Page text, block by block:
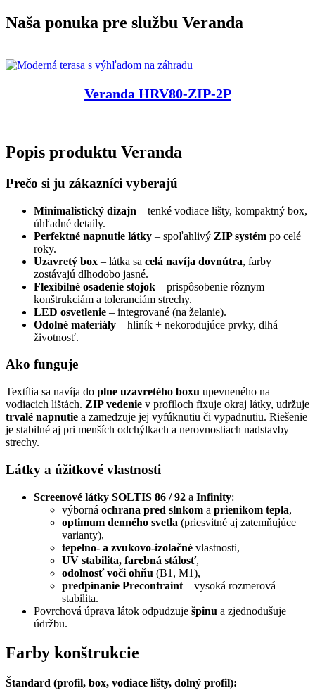
Naša ponuka pre službu Veranda
Veranda HRV80-ZIP-2P
Popis produktu Veranda
Prečo si ju zákazníci vyberajú
Minimalistický dizajn – tenké vodiace lišty, kompaktný box,
úhľadné detaily.
Perfektné napnutie látky – spoľahlivý ZIP systém po celé
roky.
Uzavretý box – látka sa celá navíja dovnútra, farby
zostávajú dlhodobo jasné.
Flexibilné osadenie stojok – prispôsobenie rôznym
konštrukciám a toleranciám strechy.
LED osvetlenie – integrované (na želanie).
Odolné materiály – hliník + nekorodujúce prvky, dlhá
životnosť.
Ako funguje
Textília sa navíja do plne uzavretého boxu upevneného na
vodiacich lištách. ZIP vedenie v profiloch fixuje okraj látky, udržuje
trvalé napnutie a zamedzuje jej vyfúknutiu či vypadnutiu. Riešenie
je stabilné aj pri menších odchýlkach a nerovnostiach nadstavby
strechy.
Látky a úžitkové vlastnosti
Screenové látky SOLTIS 86 / 92 a Infinity:
výborná ochrana pred slnkom a prienikom tepla,
optimum denného svetla (priesvitné aj zatemňujúce
varianty),
tepelno- a zvukovo-izolačné vlastnosti,
UV stabilita, farebná stálosť,
odolnosť voči ohňu (B1, M1),
predpínanie Precontraint – vysoká rozmerová
stabilita.
Povrchová úprava látok odpudzuje špinu a zjednodušuje
údržbu.
Farby konštrukcie
Štandard (profil, box, vodiace lišty, dolný profil):